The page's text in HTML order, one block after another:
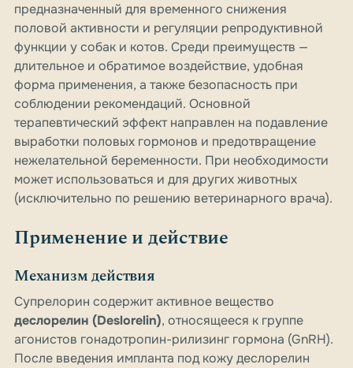
предназначенный для временного снижения
половой активности и регуляции репродуктивной
функции у собак и котов. Среди преимуществ —
длительное и обратимое воздействие, удобная
форма применения, а также безопасность при
соблюдении рекомендаций. Основной
терапевтический эффект направлен на подавление
выработки половых гормонов и предотвращение
нежелательной беременности. При необходимости
может использоваться и для других животных
(исключительно по решению ветеринарного врача).
Применение и действие
Механизм действия
Супрелорин содержит активное вещество
деслорелин (Deslorelin), относящееся к группе
агонистов гонадотропин-рилизинг гормона (GnRH).
После введения импланта под кожу деслорелин